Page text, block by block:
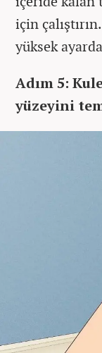
için
yüksek
Adım 5:
yüzeyini